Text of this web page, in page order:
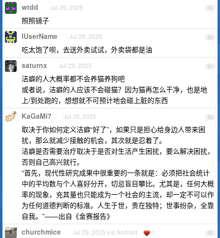
79
wtdd Jul 29, 2025
照照镜子
80
IUserName Jul 29, 2025
吃太饱了呗，去送外卖试试，外卖袋都是油
81
saturnx Jul 29, 2025
洁癖的人大概率都不会养猫养狗吧
或者说，洁癖的人应该不会碰猫？因为猫再怎么干净，也是地
上/到处跑的，想想就不可预计地会碰上脏的东西
82
KaGaMi7 Jul 29, 2025
取决于你如何定义洁癖“好了”，如果只是担心给身边人带来困
扰，那么就减少接触的机会，其次就是忍着了。
洁癖是否需要治疗取决于是否对生活产生困扰，要么解决困扰，
否则自己高兴就行。
“首先，现代性研究成果中很重要的一条就是：必须把社会统计
中的平均数与个人喜好分开，切忌盲目攀比。尤其是，任何大概
率的现象，充其量也只能成为一个社会的主流，却一定不可以作
为任何道德判断的标准。人生于世，贵在独特；世事纷杂，全靠
自我。”——出自《金赛报告》
83
churchmice Jul 29, 2025 via Android 1